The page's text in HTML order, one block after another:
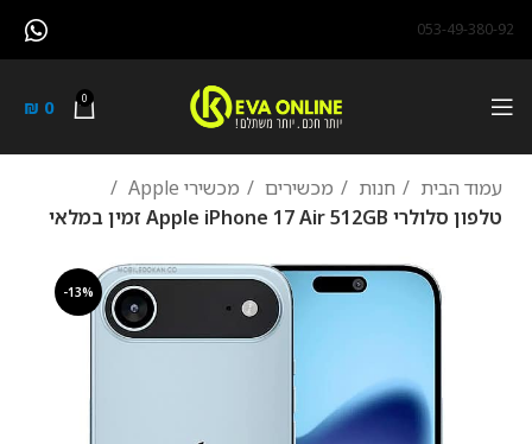
053-49-380-92
0
₪ 0
עמוד הבית חנות מכשירים
מכשירי Apple
טלפון סלולרי Apple iPhone 17 Air 512GB זמין במלאי
-13%